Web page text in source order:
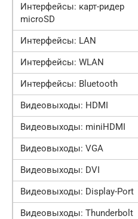
Интерфейсы: карт-ридер
microSD
Интерфейсы: LAN
Интерфейсы: WLAN
Интерфейсы: Bluetooth
Видеовыходы: HDMI
Видеовыходы: miniHDMI
Видеовыходы: VGA
Видеовыходы: DVI
Видеовыходы: Display-Port
Видеовыходы: Thunderbolt